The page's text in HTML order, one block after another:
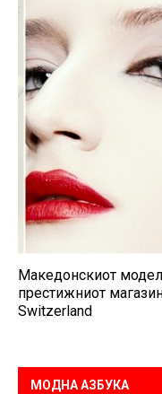
Македонскиот
престижниот
Switzerland
МОДНА АЗБУКА